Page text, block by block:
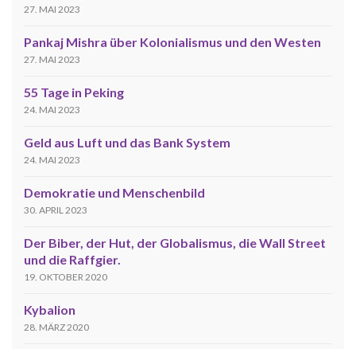
27. MAI 2023
Pankaj Mishra über Kolonialismus und den Westen
27. MAI 2023
55 Tage in Peking
24. MAI 2023
Geld aus Luft und das Bank System
24. MAI 2023
Demokratie und Menschenbild
30. APRIL 2023
Der Biber, der Hut, der Globalismus, die Wall Street
und die Raffgier.
19. OKTOBER 2020
Kybalion
28. MÄRZ 2020